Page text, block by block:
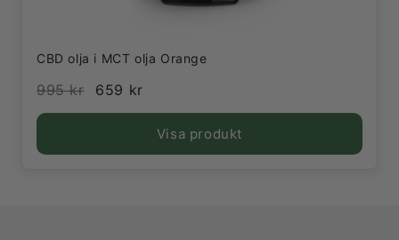
CBD olja i MCT olja Orange
995 kr 659 kr
Visa produkt